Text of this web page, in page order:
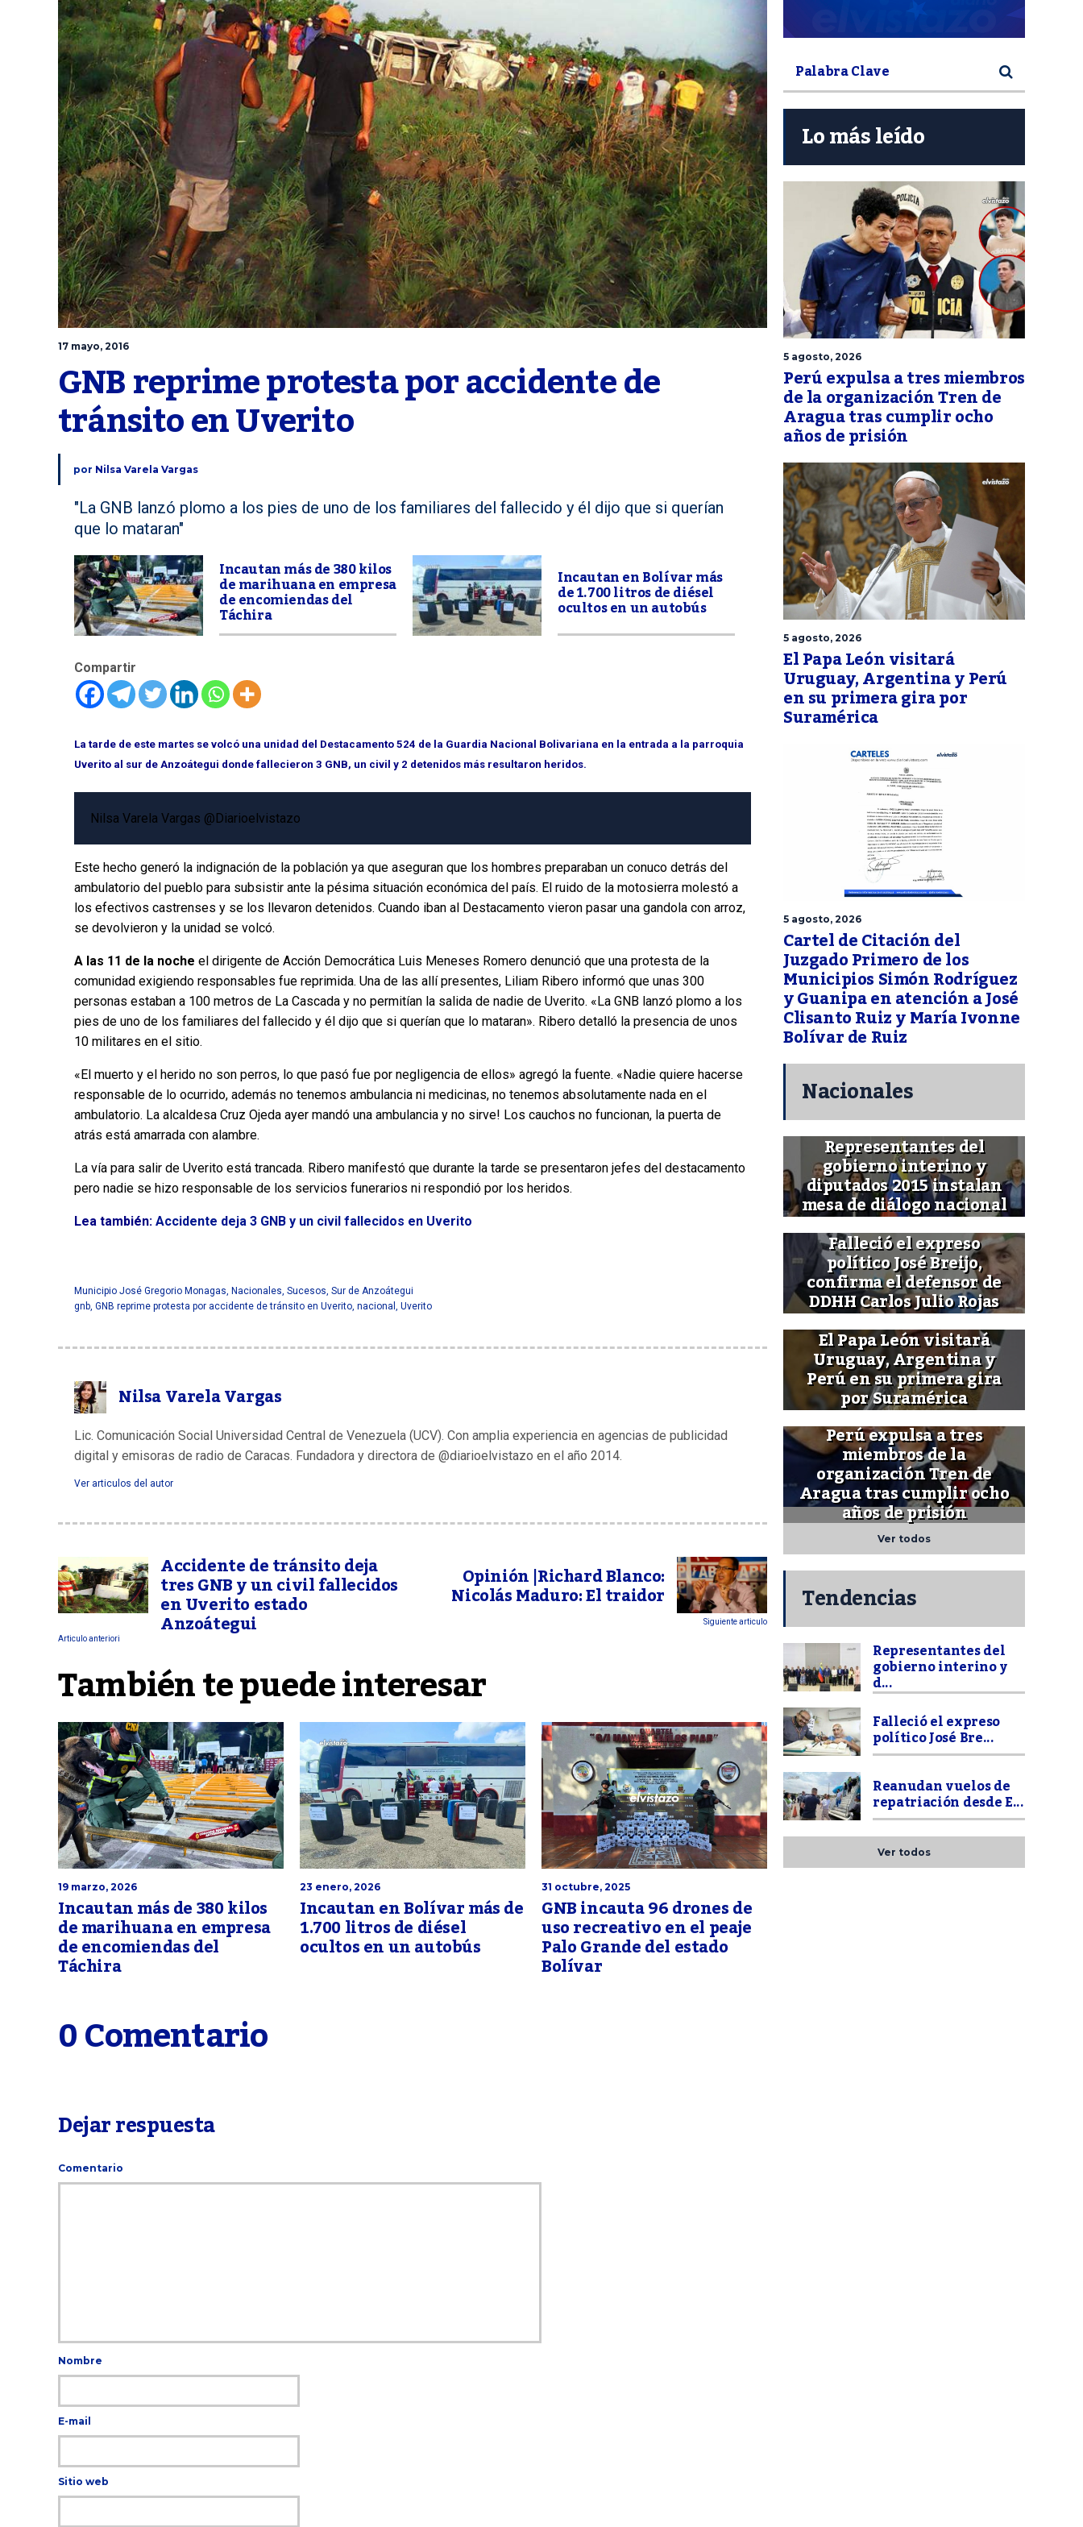
17 mayo, 2016
GNB reprime protesta por accidente de
tránsito en Uverito
por Nilsa Varela Vargas
"La GNB lanzó plomo a los pies de uno de los familiares del fallecido y él dijo que si querían
que lo mataran"
Incautan más de 380 kilos
de marihuana en empresa
de encomiendas del
Táchira
Incautan en Bolívar más
de 1.700 litros de diésel
ocultos en un autobús
Compartir
La tarde de este martes se volcó una unidad del Destacamento 524 de la Guardia Nacional Bolivariana en la entrada a la parroquia
Uverito al sur de Anzoátegui donde fallecieron 3 GNB, un civil y 2 detenidos más resultaron heridos.
Nilsa Varela Vargas @Diarioelvistazo
Este hecho generó la indignación de la población ya que aseguran que los hombres preparaban un conuco detrás del
ambulatorio del pueblo para subsistir ante la pésima situación económica del país. El ruido de la motosierra molestó a
los efectivos castrenses y se los llevaron detenidos. Cuando iban al Destacamento vieron pasar una gandola con arroz,
se devolvieron y la unidad se volcó.
A las 11 de la noche el dirigente de Acción Democrática Luis Meneses Romero denunció que una protesta de la
comunidad exigiendo responsables fue reprimida. Una de las allí presentes, Liliam Ribero informó que unas 300
personas estaban a 100 metros de La Cascada y no permitían la salida de nadie de Uverito. «La GNB lanzó plomo a los
pies de uno de los familiares del fallecido y él dijo que si querían que lo mataran». Ribero detalló la presencia de unos
10 militares en el sitio.
«El muerto y el herido no son perros, lo que pasó fue por negligencia de ellos» agregó la fuente. «Nadie quiere hacerse
responsable de lo ocurrido, además no tenemos ambulancia ni medicinas, no tenemos absolutamente nada en el
ambulatorio. La alcaldesa Cruz Ojeda ayer mandó una ambulancia y no sirve! Los cauchos no funcionan, la puerta de
atrás está amarrada con alambre.
La vía para salir de Uverito está trancada. Ribero manifestó que durante la tarde se presentaron jefes del destacamento
pero nadie se hizo responsable de los servicios funerarios ni respondió por los heridos.
Lea también: Accidente deja 3 GNB y un civil fallecidos en Uverito
Municipio José Gregorio Monagas, Nacionales, Sucesos, Sur de Anzoátegui
gnb, GNB reprime protesta por accidente de tránsito en Uverito, nacional , Uverito
Nilsa Varela Vargas
Lic. Comunicación Social Universidad Central de Venezuela (UCV). Con amplia experiencia en agencias de publicidad
digital y emisoras de radio de Caracas. Fundadora y directora de @diarioelvistazo en el año 2014.
Ver articulos del autor
Accidente de tránsito deja
tres GNB y un civil fallecidos
en Uverito estado
Anzoátegui
Articulo anteriori
Opinión |Richard Blanco:
Nicolás Maduro: El traidor
Siguiente articulo
También te puede interesar
19 marzo, 2026
Incautan más de 380 kilos
de marihuana en empresa
de encomiendas del
Táchira
23 enero, 2026
Incautan en Bolívar más de
1.700 litros de diésel
ocultos en un autobús
31 octubre, 2025
GNB incauta 96 drones de
uso recreativo en el peaje
Palo Grande del estado
Bolívar
0 Comentario
Dejar respuesta
Comentario
Nombre
E-mail
Sitio web
Lo más leído
5 agosto, 2026
Perú expulsa a tres miembros
de la organización Tren de
Aragua tras cumplir ocho
años de prisión
5 agosto, 2026
El Papa León visitará
Uruguay, Argentina y Perú
en su primera gira por
Suramérica
5 agosto, 2026
Cartel de Citación del
Juzgado Primero de los
Municipios Simón Rodríguez
y Guanipa en atención a José
Clisanto Ruiz y María Ivonne
Bolívar de Ruiz
Nacionales
Representantes del
gobierno interino y
diputados 2015 instalan
mesa de diálogo nacional
Falleció el expreso
político José Breijo,
confirma el defensor de
DDHH Carlos Julio Rojas
El Papa León visitará
Uruguay, Argentina y
Perú en su primera gira
por Suramérica
Perú expulsa a tres
miembros de la
organización Tren de
Aragua tras cumplir ocho
años de prisión
Ver todos
Tendencias
Representantes del
gobierno interino y
d...
Falleció el expreso
político José Bre...
Reanudan vuelos de
repatriación desde E...
Ver todos